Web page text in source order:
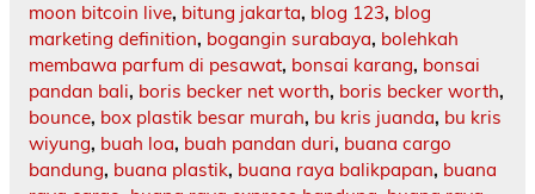
moon bitcoin live, bitung jakarta, blog 123, blog
marketing definition, bogangin surabaya, bolehkah
membawa parfum di pesawat, bonsai karang, bonsai
pandan bali, boris becker net worth, boris becker worth,
bounce, box plastik besar murah, bu kris juanda, bu kris
wiyung, buah loa, buah pandan duri, buana cargo
bandung, buana plastik, buana raya balikpapan, buana